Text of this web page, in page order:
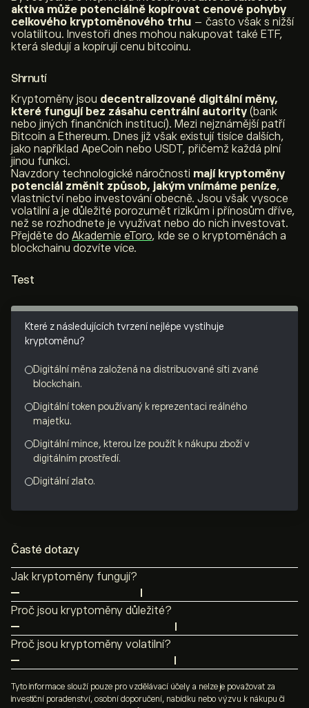
aktiva může potenciálně kopírovat cenové pohyby
celkového kryptoměnového trhu – často však s nižší
volatilitou. Investoři dnes mohou nakupovat také ETF,
která sledují a kopírují cenu bitcoinu.
Shrnutí
Kryptoměny jsou decentralizované digitální měny,
které fungují bez zásahu centrální autority (bank
nebo jiných finančních institucí). Mezi nejznámější patří
Bitcoin a Ethereum. Dnes již však existují tisíce dalších,
jako například ApeCoin nebo USDT, přičemž každá plní
jinou funkci.
Navzdory technologické náročnosti mají kryptoměny
potenciál změnit způsob, jakým vnímáme peníze,
vlastnictví nebo investování obecně. Jsou však vysoce
volatilní a je důležité porozumět rizikům i přínosům dříve,
než se rozhodnete je využívat nebo do nich investovat.
Přejděte do Akademie eToro, kde se o kryptoměnách a
blockchainu dozvíte více.
Test
Které z následujících tvrzení nejlépe vystihuje
kryptoměnu?
Digitální měna založená na distribuované síti zvané
blockchain.
Digitální token používaný k reprezentaci reálného
majetku.
Digitální mince, kterou lze použít k nákupu zboží v
digitálním prostředí.
Digitální zlato.
Časté dotazy
Jak kryptoměny fungují?
Kryptoměny fungují na technologii zvané blockchain.
Blockchain slouží jako veřejná distribuovaná účetní kniha,
která zaznamenává všechny transakce v rámci dané
). Kryptoměny jsou
decentralizované – přestože jsou anonymní, všechny
transakce jsou trvale dohledatelné a ověřitelné.
Proč jsou kryptoměny důležité?
Mnoho investorů vnímákryptoměnyjako důležitý krok
ve vývoji finančního systému. Umožňují přímé a
bezpečné platby po celém světě – jen pomocí mobilního
telefonu a internetu. Pro někoho je klíčový faktor
Proč jsou kryptoměny volatilní?
Kryptoměny jsou vysocevolatilní, protože mají
omezenou nabídku a jejich hodnota je často ovlivněna
spekulacemi investorů. Ceny rychle rostou při zvýšené
Tyto informace slouží pouze pro vzdělávací účely a nelze je považovat za
investiční poradenství, osobní doporučení, nabídku nebo výzvu k nákupu či